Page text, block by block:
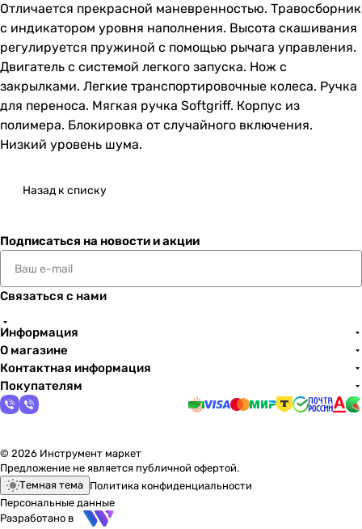
Отличается прекрасной маневренностью. Травосборник
с индикатором уровня наполнения. Высота скашивания
регулируется пружиной с помощью рычага управления.
Двигатель с системой легкого запуска. Нож с
закрылками. Легкие транспортировочные колеса. Ручка
для переноса. Мягкая ручка Softgriff. Корпус из
полимера. Блокировка от случайного включения.
Низкий уровень шума.
Назад к списку
Подписаться на новости и акции
Связаться с нами
Информация
О магазине
Контактная информация
Покупателям
© 2026 Инструмент маркет
Предложение не является публичной офертой.
Темная тема Политика конфиденциальности
Персональные данные
Разработано в